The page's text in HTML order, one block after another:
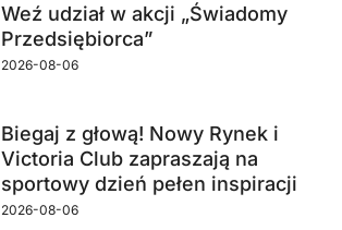
Weź udział w akcji „Świadomy
Przedsiębiorca”
2026-08-06
Biegaj z głową! Nowy Rynek i
Victoria Club zapraszają na
sportowy dzień pełen inspiracji
2026-08-06